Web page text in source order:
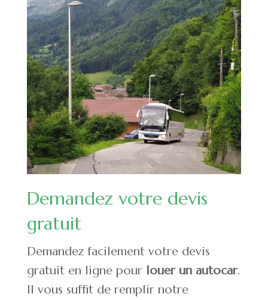
Demandez votre devis
gratuit
Demandez facilement votre devis
gratuiten ligne pour louer un autocar.
Il vous suffit de remplir notre